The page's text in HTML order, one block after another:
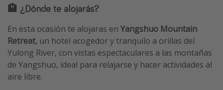
🏨 ¿Dónde te alojarás?
En esta ocasión te alojaras en Yangshuo Mountain
Retreat, un hotel acogedor y tranquilo a orillas del
Yulong River, con vistas espectaculares a las montañas
de Yangshuo, ideal para relajarse y hacer actividades al
aire libre.